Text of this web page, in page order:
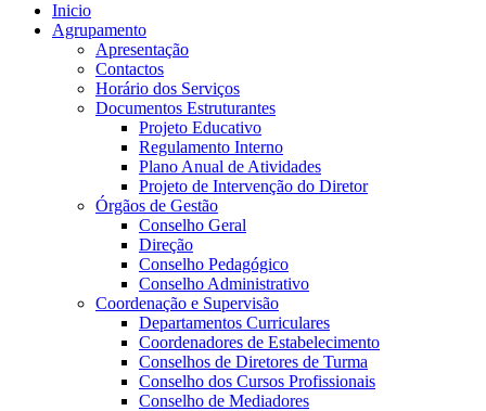
Inicio
Agrupamento
Apresentação
Contactos
Horário dos Serviços
Documentos Estruturantes
Projeto Educativo
Regulamento Interno
Plano Anual de Atividades
Projeto de Intervenção do Diretor
Órgãos de Gestão
Conselho Geral
Direção
Conselho Pedagógico
Conselho Administrativo
Coordenação e Supervisão
Departamentos Curriculares
Coordenadores de Estabelecimento
Conselhos de Diretores de Turma
Conselho dos Cursos Profissionais
Conselho de Mediadores